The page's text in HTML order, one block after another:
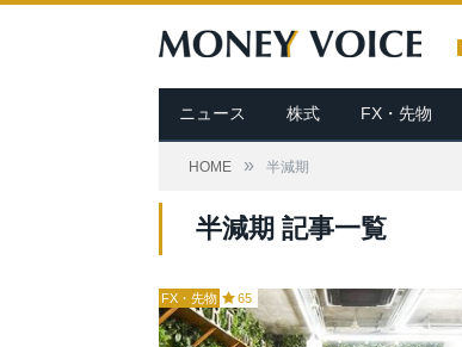
ニュース 株式 FX・先物
HOME » 半減期
半減期 記事一覧
FX・先物 65